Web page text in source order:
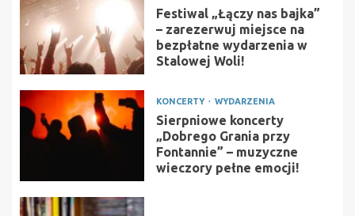
Festiwal „Łączy nas bajka”
– zarezerwuj miejsce na
bezpłatne wydarzenia w
Stalowej Woli!
KONCERTY WYDARZENIA
Sierpniowe koncerty
„Dobrego Grania przy
Fontannie” – muzyczne
wieczory pełne emocji!